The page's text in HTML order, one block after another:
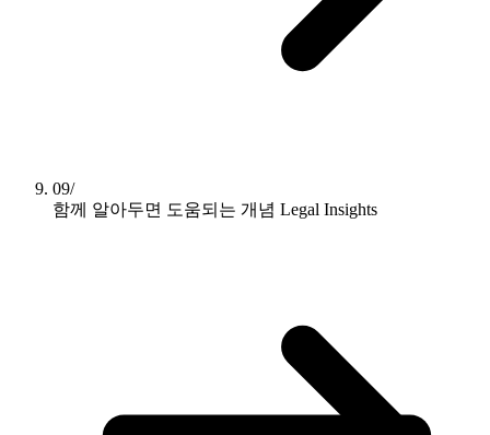
09/
함께 알아두면 도움되는 개념 Legal Insights